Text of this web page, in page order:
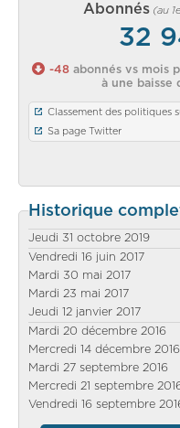
Abonnés (au
32
-48 abonnés vs mois
à une baisse
Classement des politiques
Sa page Twitter
Historique
Jeudi 31 octobre 2019
Vendredi 16 juin 2017
Mardi 30 mai 2017
Mardi 23 mai 2017
Jeudi 12 janvier 2017
Mardi 20 décembre 2016
Mercredi 14 décembre 2016
Mardi 27 septembre 2016
Mercredi 21 septembre
Vendredi 16 septembre